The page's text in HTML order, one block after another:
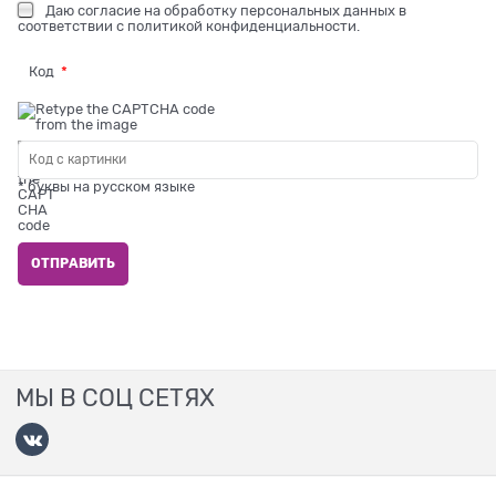
Даю согласие на обработку персональных данных в
соответствии с политикой конфиденциальности
Код
* буквы на русском языке
МЫ В СОЦ СЕТЯХ